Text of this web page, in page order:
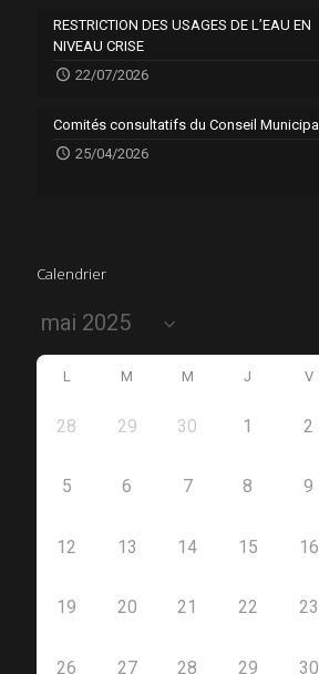
RESTRICTION DES USAGES DE L’EAU EN
NIVEAU CRISE
22/07/2026
Comités consultatifs du Conseil Municipal
25/04/2026
Calendrier
L M M J V
28 29 30 1 2
5 6 7 8 9
12 13 14 15 16
19 20 21 22 23
26 27 28 29 30